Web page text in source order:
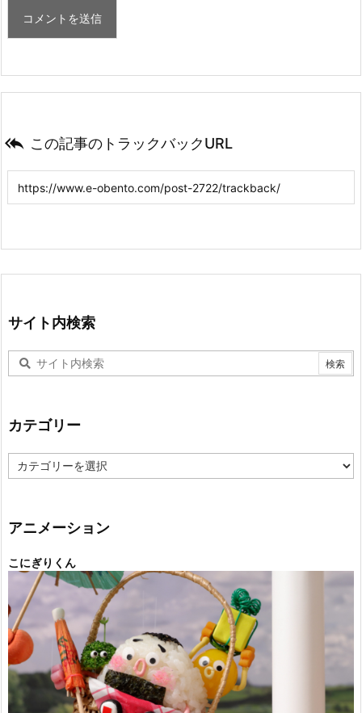
 この記事のトラックバックURL
サイト内検索
カテゴリー
テ
ー
アニメーション
こにぎりくん